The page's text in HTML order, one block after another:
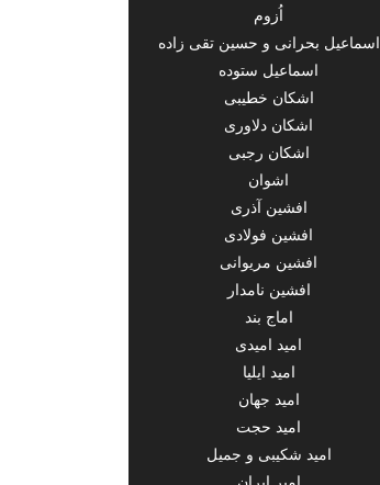
اُزوم
اسماعیل بحرانی و حسین تقی زاده
اسماعیل ستوده
اشکان خطیبی
اشکان دلاوری
اشکان رجبی
اشوان
افشین آذری
افشین فولادی
افشین مریوانی
افشین نامدار
اماج بند
امید امیدی
امید ایلیا
امید جهان
امید حجت
امید شکیبی و جمیل